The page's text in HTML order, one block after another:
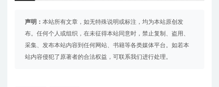
声明： 本站所有文章，如无特殊说明或标注，均为本站原创发
布。任何个人或组织，在未征得本站同意时，禁止复制、盗用、
采集、发布本站内容到任何网站、书籍等各类媒体平台。如若本
站内容侵犯了原著者的合法权益，可联系我们进行处理。